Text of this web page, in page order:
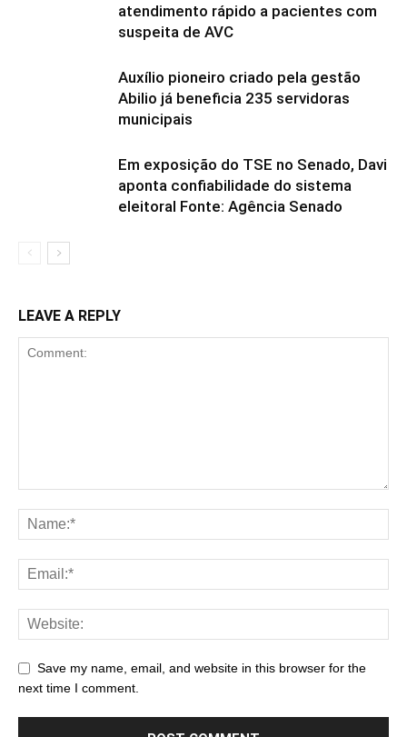
atendimento rápido a pacientes com
suspeita de AVC
Auxílio pioneiro criado pela gestão
Abilio já beneficia 235 servidoras
municipais
Em exposição do TSE no Senado, Davi
aponta confiabilidade do sistema
eleitoral Fonte: Agência Senado
LEAVE A REPLY
Save my name, email, and website in this browser for the
next time I comment.